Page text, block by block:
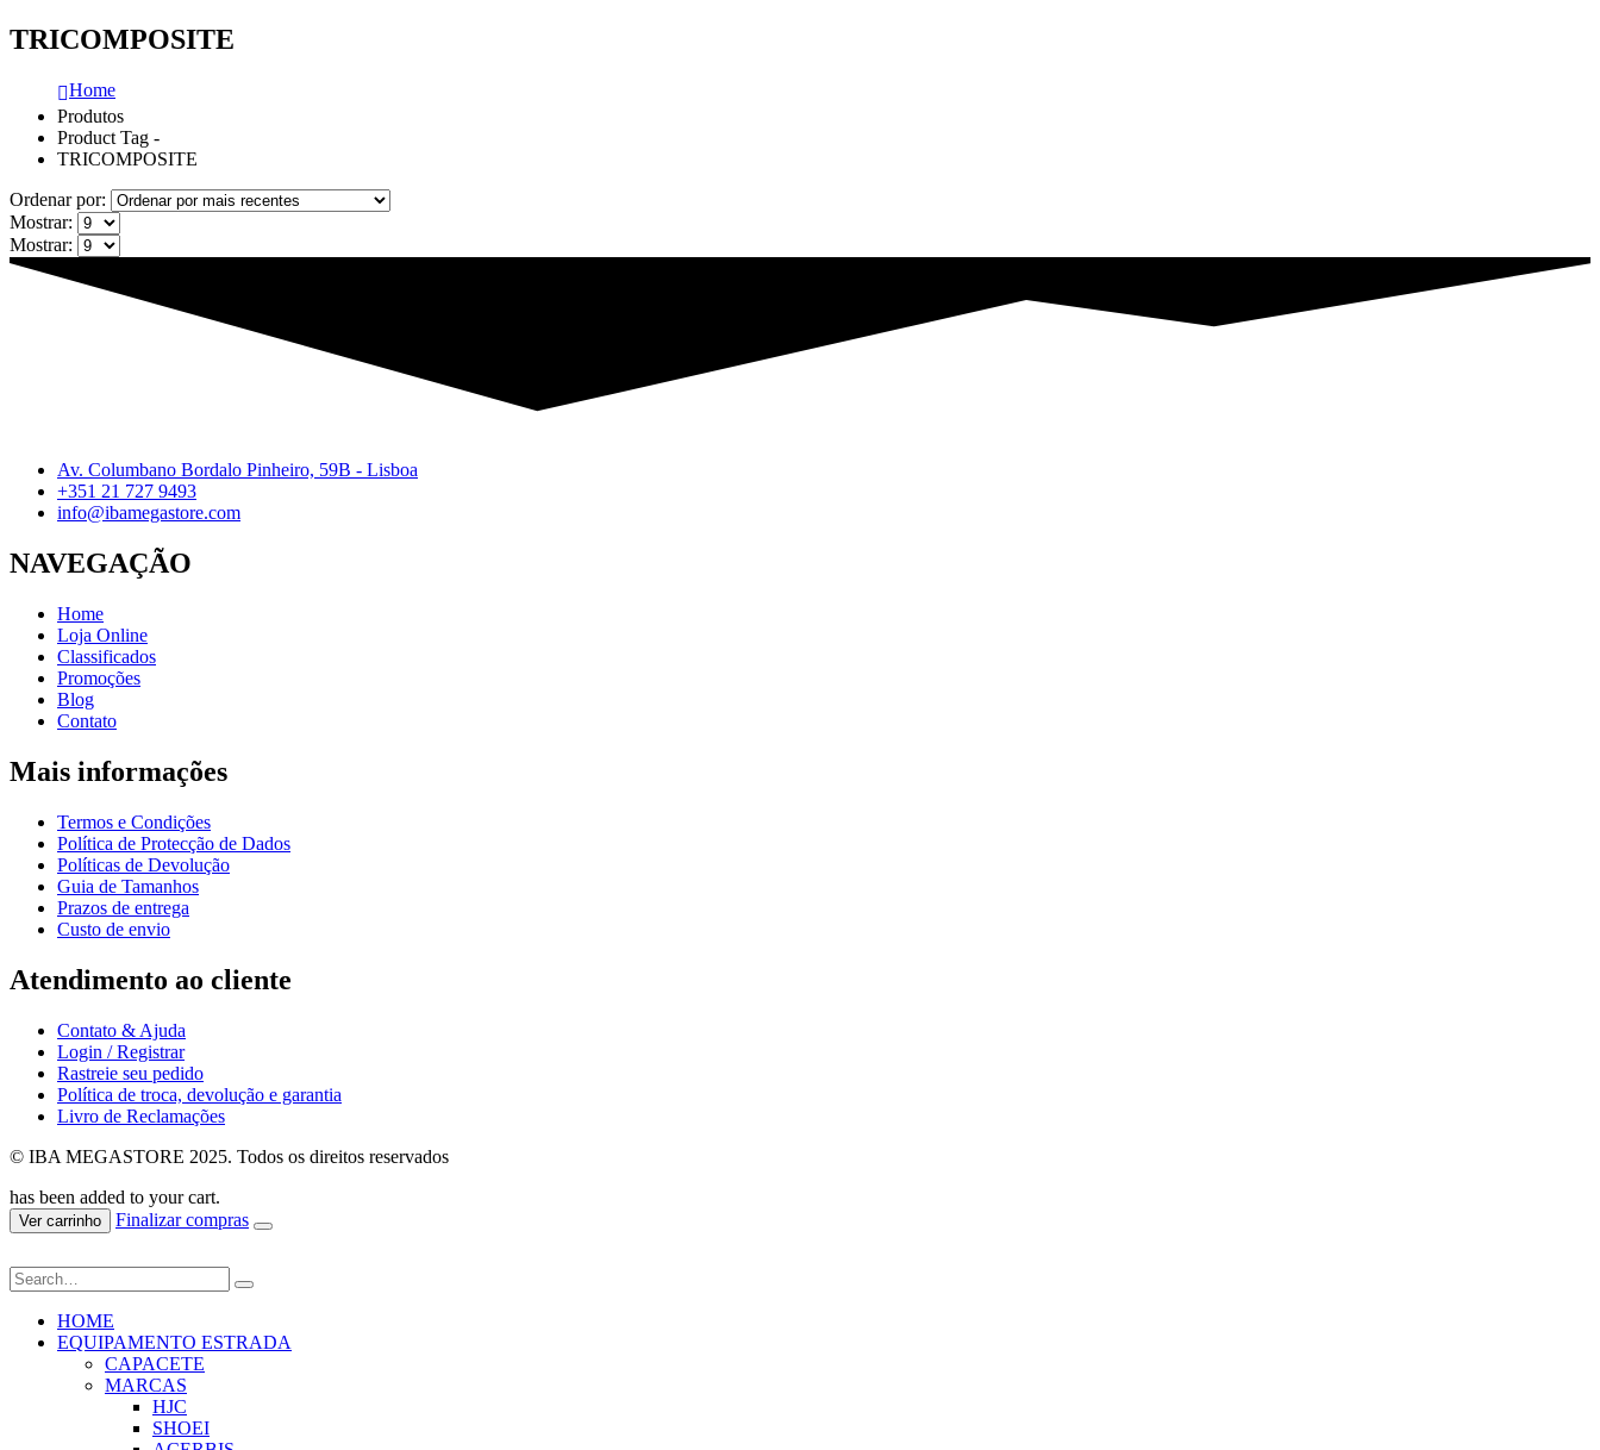
TRICOMPOSITE
Home
Produtos
Product Tag -
TRICOMPOSITE
Ordenar por:
Mostrar:
Mostrar:
Av. Columbano Bordalo Pinheiro, 59B - Lisboa
+351 21 727 9493
info@ibamegastore.com
NAVEGAÇÃO
Home
Loja Online
Classificados
Promoções
Blog
Contato
Mais informações
Termos e Condições
Política de Protecção de Dados
Políticas de Devolução
Guia de Tamanhos
Prazos de entrega
Custo de envio
Atendimento ao cliente
Contato & Ajuda
Login / Registrar
Rastreie seu pedido
Política de troca, devolução e garantia
Livro de Reclamações
© IBA MEGASTORE 2025. Todos os direitos reservados
has been added to your cart.
Ver carrinho Finalizar compras
HOME
EQUIPAMENTO ESTRADA
CAPACETE
MARCAS
HJC
SHOEI